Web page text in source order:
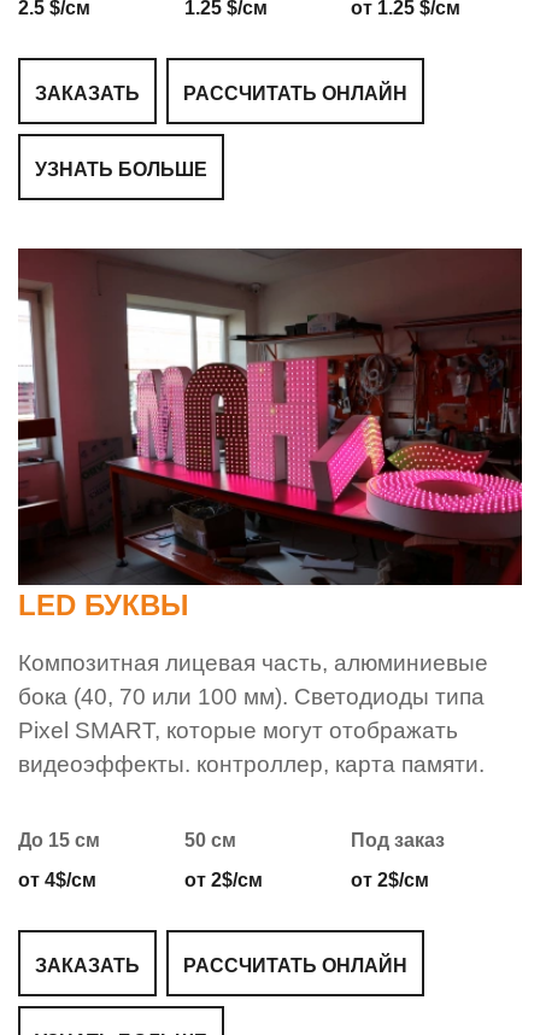
2.5 $/см
1.25 $/см
от 1.25 $/см
ЗАКАЗАТЬ РАССЧИТАТЬ ОНЛАЙН
УЗНАТЬ БОЛЬШЕ
LED БУКВЫ
Композитная лицевая часть, алюминиевые
бока (40, 70 или 100 мм). Светодиоды типа
Pixel SMART, которые могут отображать
видеоэффекты. контроллер, карта памяти.
До 15 см
от 4$/см
50 см
от 2$/см
Под заказ
от 2$/см
ЗАКАЗАТЬ РАССЧИТАТЬ ОНЛАЙН